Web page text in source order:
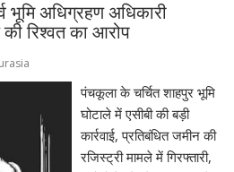
भूमि अधिग्रहण अधिकारी
रिश्वत का आरोप
पंचकूला के चर्चित शाहपुर भूमि
घोटाले में एसीबी की बड़ी
कार्रवाई, प्रतिबंधित जमीन की
रजिस्ट्री मामले में गिरफ्तारी,